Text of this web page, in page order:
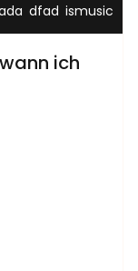
dfad ismusic
ich